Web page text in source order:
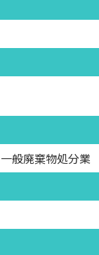
般廃棄物処分業